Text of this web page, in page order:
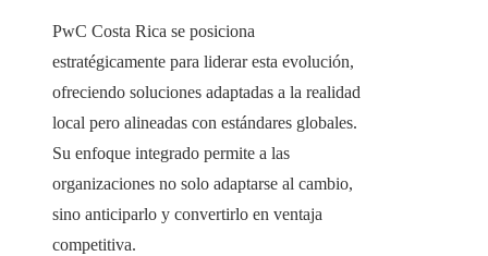
PwC Costa Rica se posiciona
estratégicamente para liderar esta evolución,
ofreciendo soluciones adaptadas a la realidad
local pero alineadas con estándares globales.
Su enfoque integrado permite a las
organizaciones no solo adaptarse al cambio,
sino anticiparlo y convertirlo en ventaja
competitiva.